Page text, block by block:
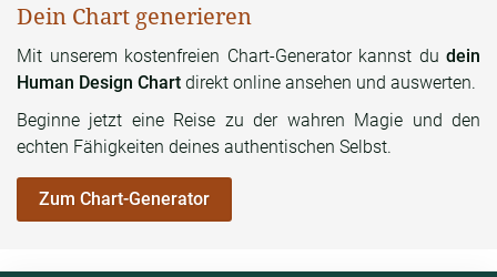
Dein Chart generieren
Mit unserem kostenfreien Chart-Generator kannst du dein
Human Design Chart direkt online ansehen und auswerten.
Beginne jetzt eine Reise zu der wahren Magie und den
echten Fähigkeiten deines authentischen Selbst.
Zum Chart-Generator